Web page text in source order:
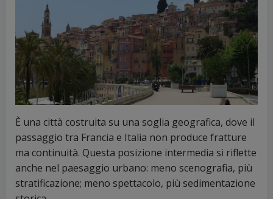
È una città costruita su una soglia geografica, dove il
passaggio tra Francia e Italia non produce fratture
ma continuità. Questa posizione intermedia si riflette
anche nel paesaggio urbano: meno scenografia, più
stratificazione; meno spettacolo, più sedimentazione